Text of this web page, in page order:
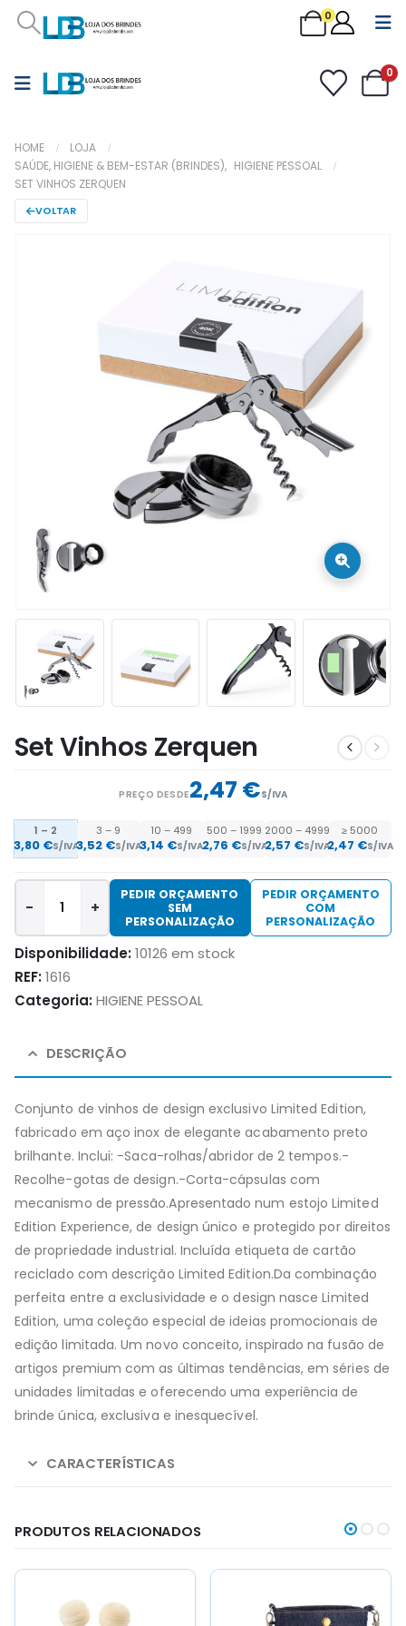
0
0
HOME
LOJA
SAÚDE, HIGIENE & BEM-ESTAR (BRINDES), HIGIENE PESSOAL
SET VINHOS ZERQUEN
VOLTAR
Set Vinhos Zerquen
PREÇO DESDE2,47 €S/IVA
1 – 2
3,80 €S/IVA
3 – 9
3,52 €S/IVA
10 – 499
3,14 €S/IVA
500 – 1999
2,76 €S/IVA
2000 – 4999
2,57 €S/IVA
≥ 5000
2,47 €S/IVA
- +
PEDIR ORÇAMENTO
SEM
PERSONALIZAÇÃO
PEDIR ORÇAMENTO
COM
PERSONALIZAÇÃO
Disponibilidade:10126 em stock
REF:1616
Categoria:HIGIENE PESSOAL
DESCRIÇÃO
Conjunto de vinhos de design exclusivo Limited Edition,
fabricado em aço inox de elegante acabamento preto
brilhante. Inclui: -Saca-rolhas/abridor de 2 tempos.-
Recolhe-gotas de design.-Corta-cápsulas com
mecanismo de pressão.Apresentado num estojo Limited
Edition Experience, de design único e protegido por direitos
de propriedade industrial. Incluída etiqueta de cartão
reciclado com descrição Limited Edition.Da combinação
perfeita entre a exclusividade e o design nasce Limited
Edition, uma coleção especial de ideias promocionais de
edição limitada. Um novo conceito, inspirado na fusão de
artigos premium com as últimas tendências, em séries de
unidades limitadas e oferecendo uma experiência de
brinde única, exclusiva e inesquecível.
CARACTERÍSTICAS
PRODUTOS RELACIONADOS